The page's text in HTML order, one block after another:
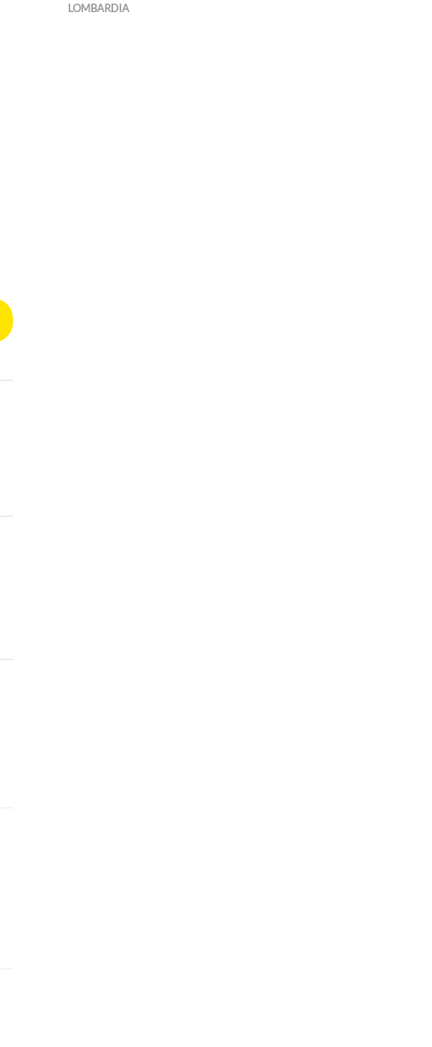
LOMBARDIA